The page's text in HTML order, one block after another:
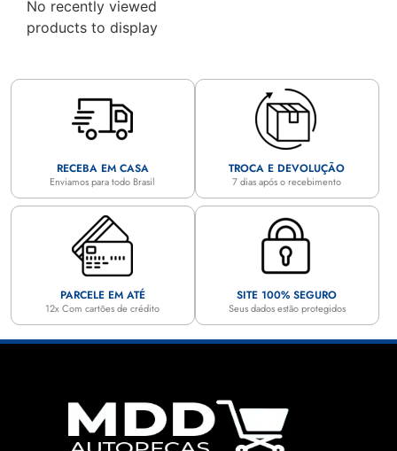
No recently viewed
products to display
RECEBA EM CASA
Enviamos para todo Brasil
TROCA E DEVOLUÇÃO
7 dias após o recebimento
PARCELE EM ATÉ
12x Com cartões de crédito
SITE 100% SEGURO
Seus dados estão protegidos